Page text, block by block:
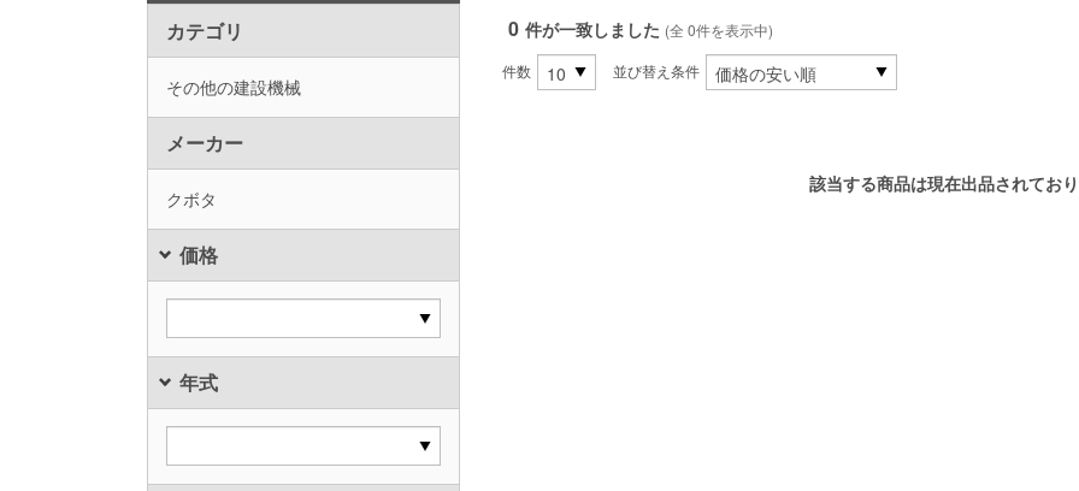
カテゴリ
その他の建設機械
メーカー
クボタ
価格
年式
0 件が一致しました (全 0件を表示中)
件数
並び替え条件
該当する商品は現在出品されてお